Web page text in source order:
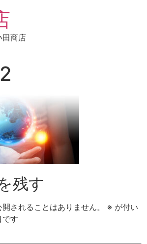
田商店
残す
されることはありません。 ※ が付い
です